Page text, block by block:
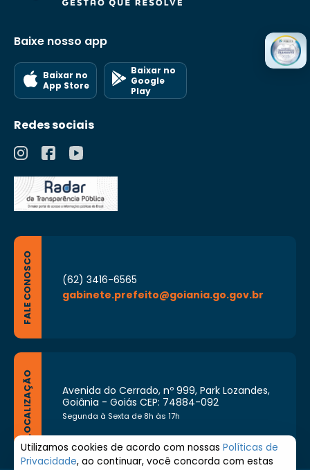
Baixe nosso app
Baixar no
App Store
Baixar no
Google
Play
Redes sociais
FALE CONOSCO
(62) 3416-6565
gabinete.prefeito@goiania.go.gov.br
LOCALIZAÇÃO
Avenida do Cerrado, nº 999, Park Lozandes,
Goiânia - Goiás CEP: 74884-092
Segunda à Sexta de 8h às 17h
Utilizamos cookies de acordo com nossas Políticas de
Privacidade, ao continuar, você concorda com estas